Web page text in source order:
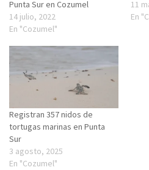
Punta Sur en Cozumel
14 julio, 2022
En "Cozumel"
11
En
Registran 357 nidos de
tortugas marinas en Punta
Sur
3 agosto, 2025
En "Cozumel"